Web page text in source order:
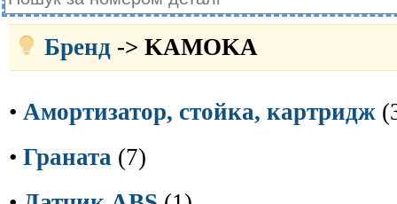
Бренд -> KAMOKA
• Амортизатор, стойка, картридж
• Граната (7)